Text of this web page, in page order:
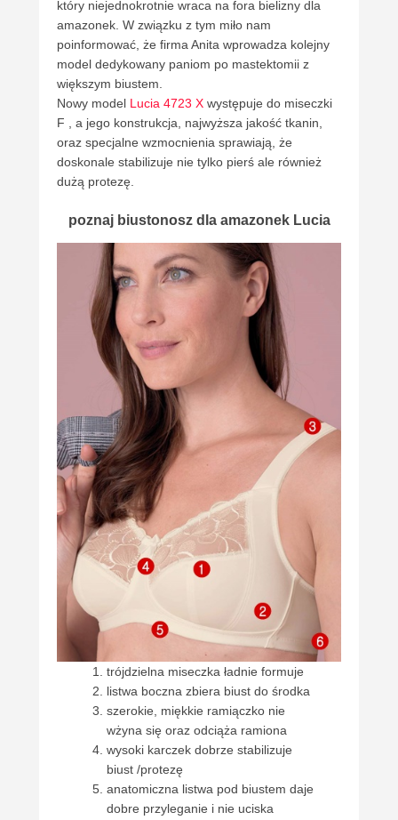
który niejednokrotnie wraca na fora bielizny dla
amazonek. W związku z tym miło nam
poinformować, że firma Anita wprowadza kolejny
model dedykowany paniom po mastektomii z
większym biustem.
Nowy model Lucia 4723 X występuje do miseczki
F , a jego konstrukcja, najwyższa jakość tkanin,
oraz specjalne wzmocnienia sprawiają, że
doskonale stabilizuje nie tylko pierś ale również
dużą protezę.
poznaj biustonosz dla amazonek Lucia
trójdzielna miseczka ładnie formuje
listwa boczna zbiera biust do środka
szerokie, miękkie ramiączko nie
wżyna się oraz odciąża ramiona
wysoki karczek dobrze stabilizuje
biust /protezę
anatomiczna listwa pod biustem daje
dobre przyleganie i nie uciska